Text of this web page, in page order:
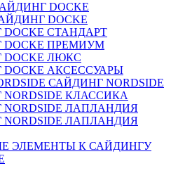
DOCKE
DOCKE
СТАНДАРТ
ПРЕМИУМ
ЛЮКС
АКСЕССУАРЫ
САЙДИНГ NORDSIDE
КЛАССИКА
ЛАПЛАНДИЯ
ЛАПЛАНДИЯ
ЭЛЕМЕНТЫ К САЙДИНГУ